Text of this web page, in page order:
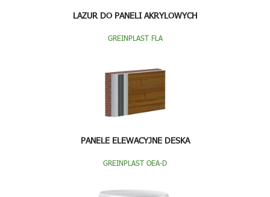
LAZUR DO PANELI AKRYLOWYCH
GREINPLAST FLA
PANELE ELEWACYJNE DESKA
GREINPLAST OEA-D